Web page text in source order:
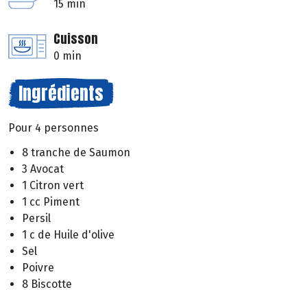
15 min
Cuisson
0 min
Ingrédients
Pour 4 personnes
8 tranche de Saumon
3 Avocat
1 Citron vert
1 cc Piment
Persil
1 c de Huile d'olive
Sel
Poivre
8 Biscotte